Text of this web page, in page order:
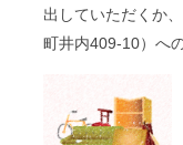
出していただくか
町井内409-10）へ